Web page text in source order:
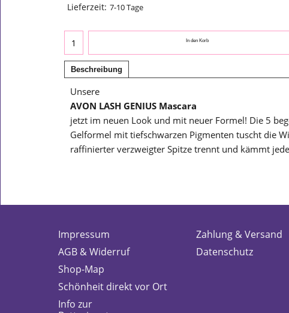
Lieferzeit: 7-10 Tage
In den Korb
Beschreibung
Unsere
AVON LASH GENIUS Mascara
jetzt im neuen Look und mit neuer Formel! Die 5
Gelformel mit tiefschwarzen Pigmenten tuscht die
raffinierter verzweigter Spitze trennt und kämmt
Impressum
AGB & Widerruf
Shop-Map
Schönheit direkt vor Ort
Info zur
Zahlung & Versand
Datenschutz